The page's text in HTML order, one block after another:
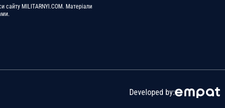
сайту MILITARNYI.COM. Матеріали
Developed by: